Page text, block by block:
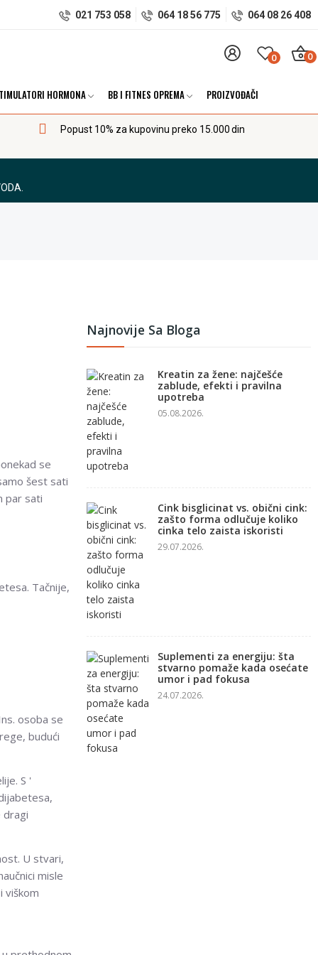
021 753 058 064 18 56 775 064 08 26 408
0 0
HORMONA BB I FITNES OPREMA PROIZVOĐAČI
Popust 10% za kupovinu preko 15.000 din
se
šest sati
par sati
Tačnije,
osoba se
budući
S '
dragi
U stvari,
misle
viškom
Najnovije Sa Bloga
Kreatin za žene: najčešće
zablude, efekti i pravilna
upotreba
05.08.2026.
Cink bisglicinat vs. obični cink:
zašto forma odlučuje koliko
cinka telo zaista iskoristi
29.07.2026.
Suplementi za energiju: šta
stvarno pomaže kada osećate
umor i pad fokusa
24.07.2026.